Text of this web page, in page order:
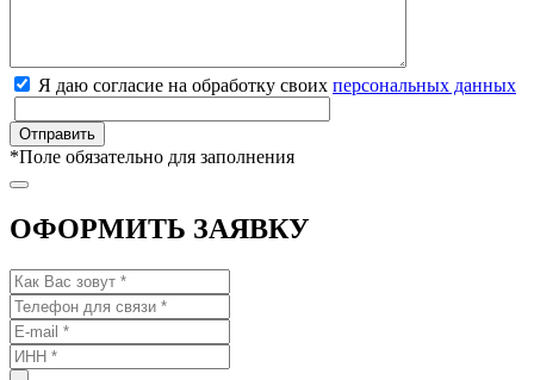
Я даю согласие на обработку своих персональных данных
*Поле обязательно для заполнения
ОФОРМИТЬ ЗАЯВКУ